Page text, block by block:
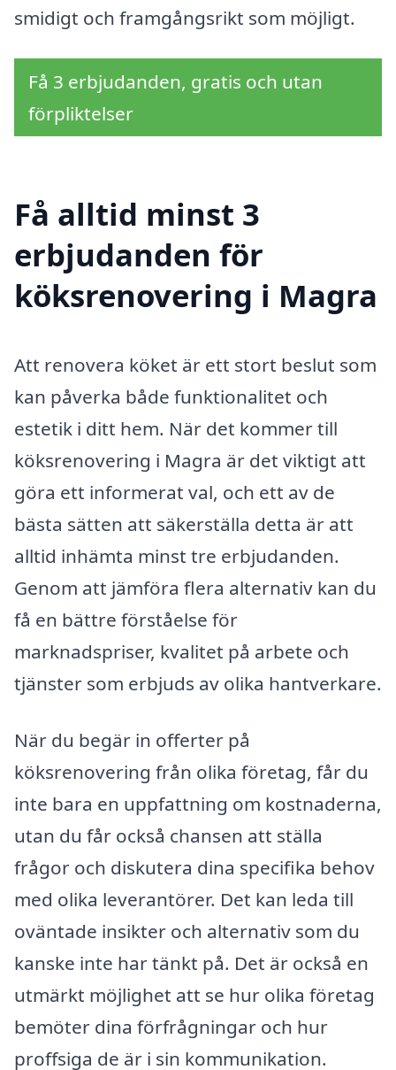
smidigt och framgångsrikt som möjligt.
Få 3 erbjudanden, gratis och utan
förpliktelser
Få alltid minst 3
erbjudanden för
köksrenovering i Magra
Att renovera köket är ett stort beslut som
kan påverka både funktionalitet och
estetik i ditt hem. När det kommer till
köksrenovering i Magra är det viktigt att
göra ett informerat val, och ett av de
bästa sätten att säkerställa detta är att
alltid inhämta minst tre erbjudanden.
Genom att jämföra flera alternativ kan du
få en bättre förståelse för
marknadspriser, kvalitet på arbete och
tjänster som erbjuds av olika hantverkare.
När du begär in offerter på
köksrenovering från olika företag, får du
inte bara en uppfattning om kostnaderna,
utan du får också chansen att ställa
frågor och diskutera dina specifika behov
med olika leverantörer. Det kan leda till
oväntade insikter och alternativ som du
kanske inte har tänkt på. Det är också en
utmärkt möjlighet att se hur olika företag
bemöter dina förfrågningar och hur
proffsiga de är i sin kommunikation.